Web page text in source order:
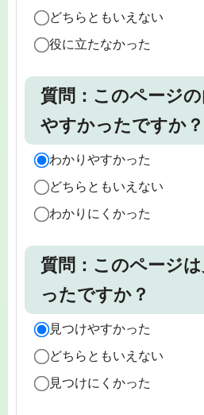
どちらともいえない
役に立たなかった
質問：このページ
やすかったですか？
わかりやすかった
どちらともいえない
わかりにくかった
質問：このページ
ったですか？
見つけやすかった
どちらともいえない
見つけにくかった